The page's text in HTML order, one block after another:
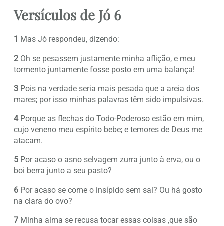
Versículos de Jó 6
1 Mas Jó respondeu, dizendo:
2 Oh se pesassem justamente minha aflição, e meu
tormento juntamente fosse posto em uma balança!
3 Pois na verdade seria mais pesada que a areia dos
mares; por isso minhas palavras têm sido impulsivas.
4Porque as flechas do Todo-Poderoso estão em mim,
cujo veneno meu espírito bebe; e temores de Deus me
atacam.
5 Por acaso o asno selvagem zurra junto à erva, ou o
boi berra junto a seu pasto?
6 Por acaso se come o insípido sem sal? Ou há gosto
na clara do ovo?
7 Minha alma se recusa tocar essas coisas ,que são